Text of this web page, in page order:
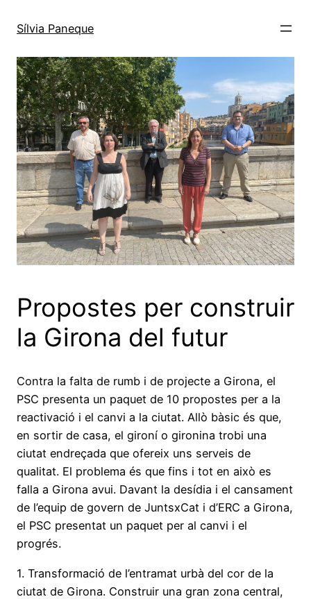
Sílvia Paneque
Propostes per construir
la Girona del futur
Contra la falta de rumb i de projecte a Girona, el
PSC presenta un paquet de 10 propostes per a la
reactivació i el canvi a la ciutat. Allò bàsic és que,
en sortir de casa, el gironí o gironina trobi una
ciutat endreçada que ofereix uns serveis de
qualitat. El problema és que fins i tot en això es
falla a Girona avui. Davant la desídia i el cansament
de l’equip de govern de JuntsxCat i d’ERC a Girona,
el PSC presentat un paquet per al canvi i el
progrés.
1. Transformació de l’entramat urbà del cor de la
ciutat de Girona. Construir una gran zona central,